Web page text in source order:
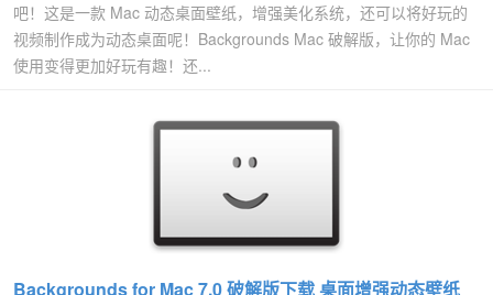
吧！这是一款 Mac 动态桌面壁纸，增强美化系统，还可以将好玩的
视频制作成为动态桌面呢！Backgrounds Mac 破解版，让你的 Mac
使用变得更加好玩有趣！还...
Backgrounds for Mac 7.0 破解版下载 桌面增强动态壁纸